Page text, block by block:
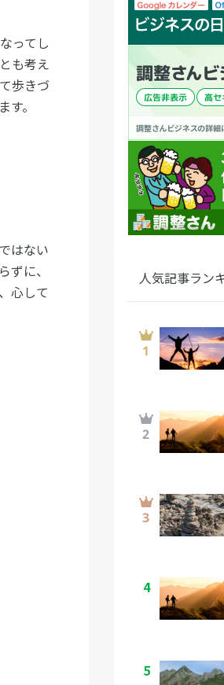
ってし
も考え
歩きづ
。
はない
ずに、
心して
人気記事ラン
4
5